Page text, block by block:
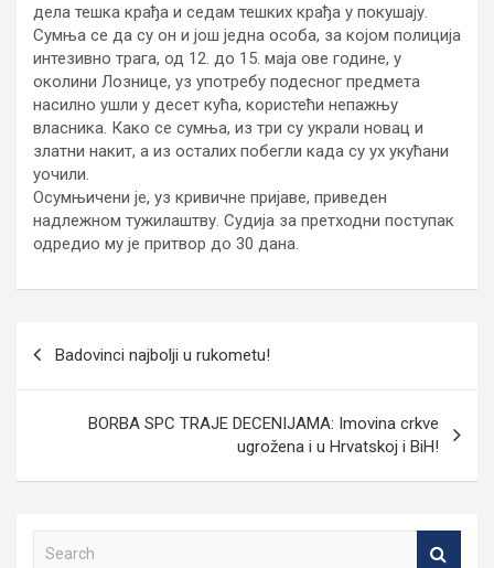
дела тешка крађа и седам тешких крађа у покушају.
Сумња се да су он и још једна особа, за којом полиција
интезивно трага, од 12. до 15. маја ове године, у
околини Лознице, уз употребу подесног предмета
насилно ушли у десет кућа, користећи непажњу
власника. Како се сумња, из три су украли новац и
златни накит, а из осталих побегли када су ух укућани
уочили.
Осумњичени је, уз кривичне пријаве, приведен
надлежном тужилаштву. Судија за претходни поступак
одредио му је притвор до 30 дана.
Badovinci najbolji u rukometu!
BORBA SPC TRAJE DECENIJAMA: Imovina crkve
ugrožena i u Hrvatskoj i BiH!